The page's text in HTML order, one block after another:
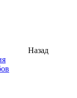
Назад